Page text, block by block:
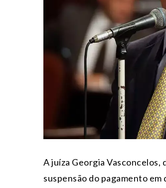
A juíza Georgia Vasconcelos,
suspensão do pagamento